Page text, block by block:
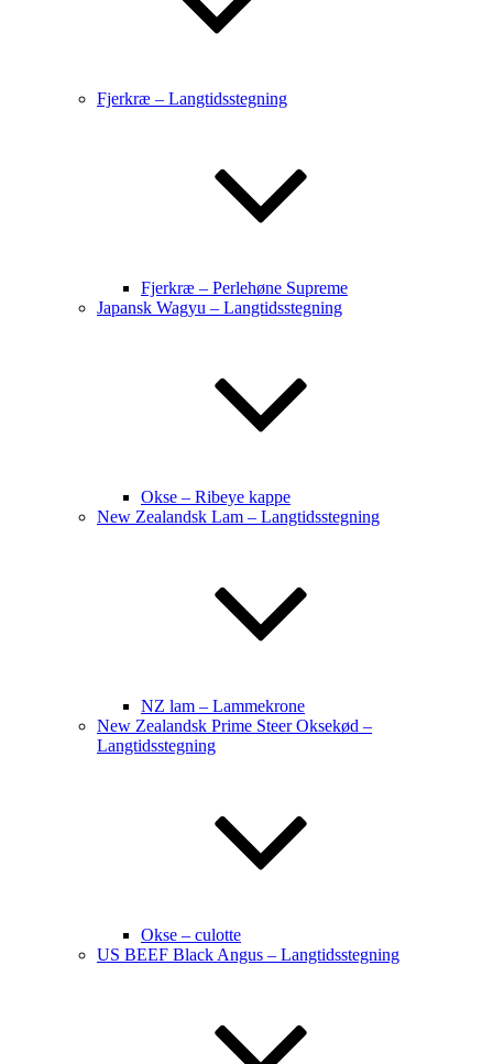
Fjerkræ – Langtidsstegning
Fjerkræ – Perlehøne Supreme
Japansk Wagyu – Langtidsstegning
Okse – Ribeye kappe
New Zealandsk Lam – Langtidsstegning
NZ lam – Lammekrone
New Zealandsk Prime Steer Oksekød –
Langtidsstegning
Okse – culotte
US BEEF Black Angus – Langtidsstegning